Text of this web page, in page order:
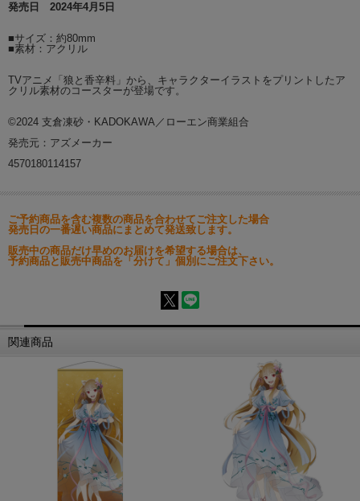
発売日 2024年4月5日
■サイズ：約80mm
■素材：アクリル
TVアニメ「狼と香辛料」から、キャラクターイラストをプリントしたア
クリル素材のコースターが登場です。
©2024 支倉凍砂・KADOKAWA／ローエン商業組合
発売元：アズメーカー
4570180114157
ご予約商品を含む複数の商品を合わせてご注文した場合
発売日の一番遅い商品にまとめて発送致します。
販売中の商品だけ早めのお届けを希望する場合は、
予約商品と販売中商品を「分けて」個別にご注文下さい。
関連商品